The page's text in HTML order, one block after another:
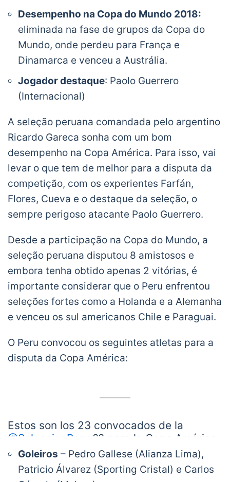
Desempenho na Copa do Mundo 2018:
eliminada na fase de grupos da Copa do
Mundo, onde perdeu para França e
Dinamarca e venceu a Austrália.
Jogador destaque: Paolo Guerrero
(Internacional)
A seleção peruana comandada pelo argentino
Ricardo Gareca sonha com um bom
desempenho na Copa América. Para isso, vai
levar o que tem de melhor para a disputa da
competição, com os experientes Farfán,
Flores, Cueva e o destaque da seleção, o
sempre perigoso atacante Paolo Guerrero.
Desde a participação na Copa do Mundo, a
seleção peruana disputou 8 amistosos e
embora tenha obtido apenas 2 vitórias, é
importante considerar que o Peru enfrentou
seleções fortes como a Holanda e a Alemanha
e venceu os sul americanos Chile e Paraguai.
O Peru convocou os seguintes atletas para a
disputa da Copa América:
Estos son los 23 convocados de la
@SeleccionPeru ?? para la Copa América
Brasil 2019. #ArribaPerú?
pic.twitter.com/CjwGq48WZW
— Selección Peruana ?? (@SeleccionPeru)
Goleiros – Pedro Gallese (Alianza Lima),
Patricio Álvarez (Sporting Cristal) e Carlos